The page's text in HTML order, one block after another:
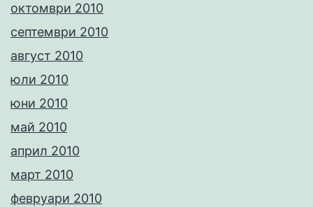
октомври 2010
септември 2010
август 2010
юли 2010
юни 2010
май 2010
април 2010
март 2010
февруари 2010